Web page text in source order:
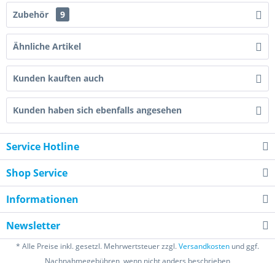
Zubehör 9
Ähnliche Artikel
Kunden kauften auch
Kunden haben sich ebenfalls angesehen
Service Hotline
Shop Service
Informationen
Newsletter
* Alle Preise inkl. gesetzl. Mehrwertsteuer zzgl.Versandkosten und ggf.
Nachnahmegebühren, wenn nicht anders beschrieben